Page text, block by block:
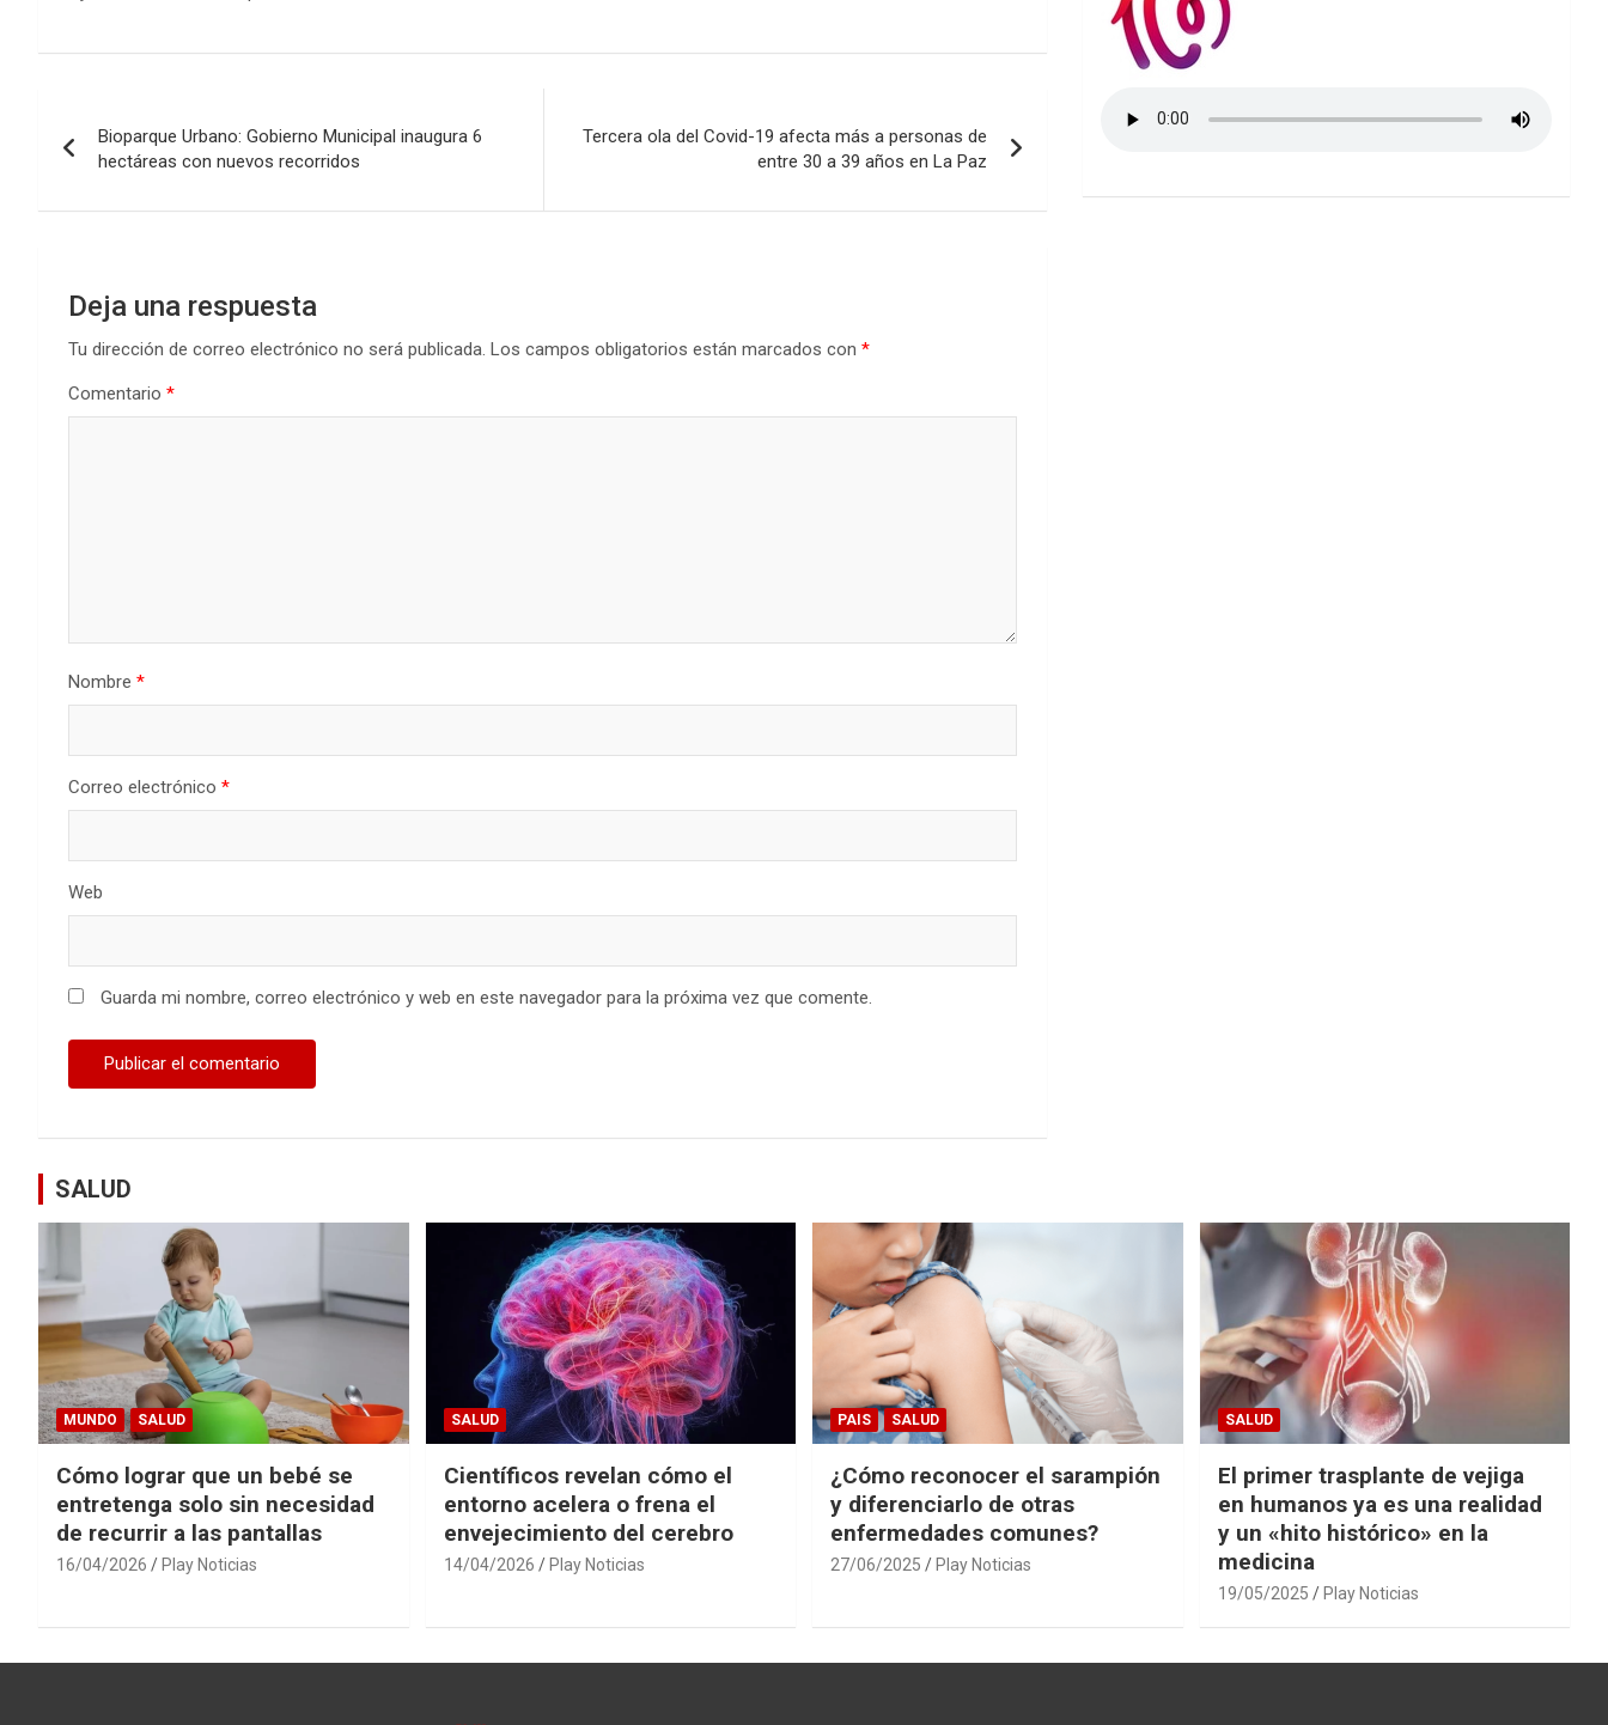
de
entradas
Bioparque Urbano: Gobierno Municipal inaugura 6
hectáreas con nuevos recorridos
Tercera ola del Covid-19 afecta más a personas de
entre 30 a 39 años en La Paz
Deja una respuesta
Tu dirección de correo electrónico no será publicada. Los campos obligatorios están marcados con *
Comentario *
Nombre *
Correo electrónico *
Web
Guarda mi nombre, correo electrónico y web en este navegador para la próxima vez que comente.
SALUD
MUNDO SALUD
Cómo lograr que un bebé se
entretenga solo sin necesidad
de recurrir a las pantallas
16/04/2026 Play Noticias
SALUD
Científicos revelan cómo el
entorno acelera o frena el
envejecimiento del cerebro
14/04/2026 Play Noticias
PAIS SALUD
¿Cómo reconocer el sarampión
y diferenciarlo de otras
enfermedades comunes?
27/06/2025 Play Noticias
SALUD
El primer trasplante de vejiga
en humanos ya es una realidad
y un «hito histórico» en la
medicina
19/05/2025 Play Noticias